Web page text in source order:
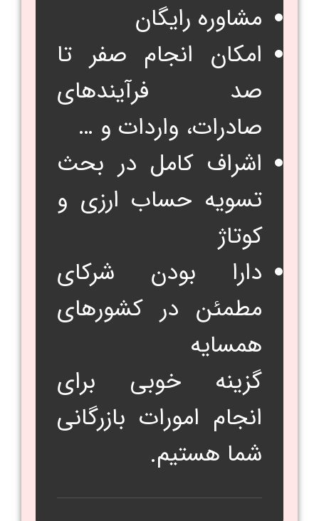
مشاوره رایگان
امکان انجام صفر تا
صد فرآیند‌های
صادرات، واردات و …
اشراف کامل در بحث
تسویه حساب ارزی و
کوتاژ
دارا بودن شرکای
مطمئن در کشور‌های
همسایه
گزینه خوبی برای
انجام امورات بازرگانی
شما هستیم.